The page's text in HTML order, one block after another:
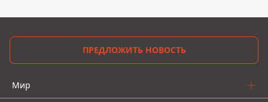
ПРЕДЛОЖИТЬ НОВОСТЬ
Мир